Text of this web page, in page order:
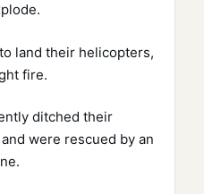
land their helicopters,
fire.
ditched their
were rescued by an